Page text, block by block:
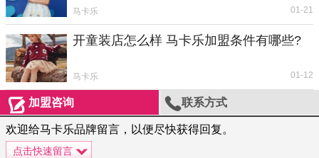
马卡乐 01-21
开童装店怎么样 马卡乐加盟条件有哪些?
马卡乐 01-12
加盟咨询 联系方式
欢迎给马卡乐品牌留言，以便尽快获得回复。
点击快速留言